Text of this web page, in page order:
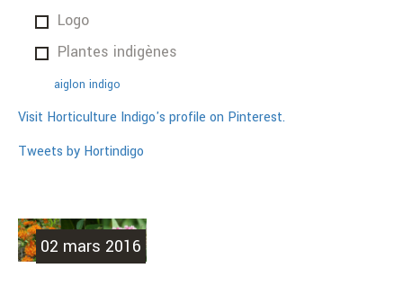
Logo
Plantes indigènes
aiglon indigo
Visit Horticulture Indigo's profile on Pinterest.
Tweets by Hortindigo
02 mars 2016